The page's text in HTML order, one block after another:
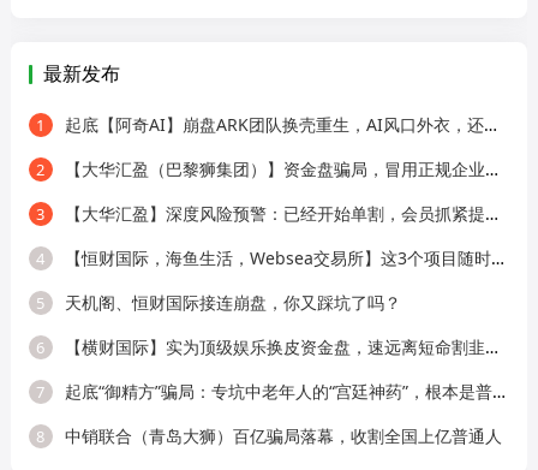
最新发布
1 起底【阿奇AI】崩盘ARK团队换壳重生，AI风口外衣，还是老牌分销套路！
2 【大华汇盈（巴黎狮集团）】资金盘骗局，冒用正规企业名称，大量单割会员，
3 【大华汇盈】深度风险预警：已经开始单割，会员抓紧提现！！！
4 【恒财国际，海鱼生活，Websea交易所】这3个项目随时崩盘跑路，赶快远离！
5 天机阁、恒财国际接连崩盘，你又踩坑了吗？
6 【横财国际】实为顶级娱乐换皮资金盘，速远离短命割韭菜盘！
7 起底“御精方”骗局：专坑中老年人的“宫廷神药”，根本是普通平价OTC！
8 中销联合（青岛大狮）百亿骗局落幕，收割全国上亿普通人